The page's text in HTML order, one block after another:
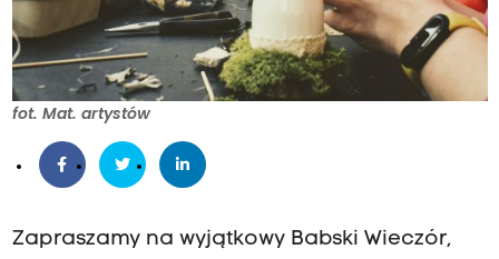
fot. Mat. artystów
Zapraszamy na wyjątkowy Babski Wieczór,